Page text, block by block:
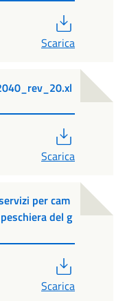
Scarica
Scarica
per cam
del g
Scarica